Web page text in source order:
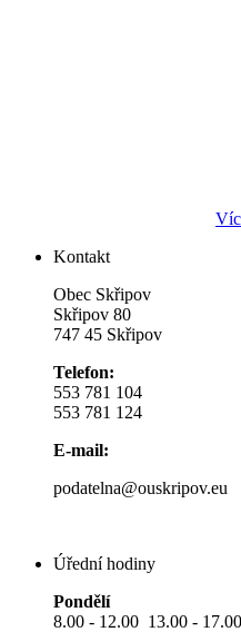
Kontakt
Obec Skřipov
Skřipov 80
747 45 Skřipov
Telefon:
553 781 104
553 781 124
E-mail:
podatelna@ouskripov.eu
Úřední hodiny
Pondělí
8.00 - 12.00 13.00 - 17.00